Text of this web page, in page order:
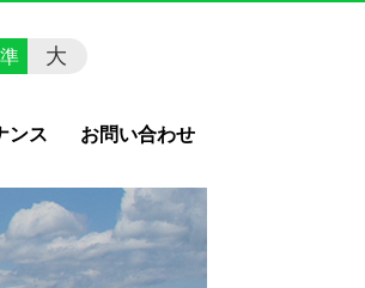
ンス お問い合わせ
大